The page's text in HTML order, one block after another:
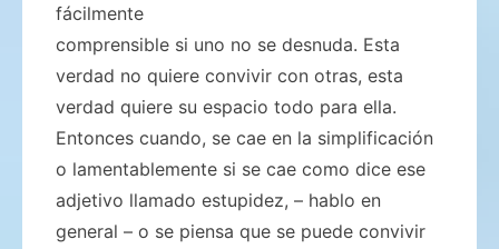
fácilmente
comprensible si uno no se desnuda. Esta
verdad no quiere convivir con otras, esta
verdad quiere su espacio todo para ella.
Entonces cuando, se cae en la simplificación
o lamentablemente si se cae como dice ese
adjetivo llamado estupidez, – hablo en
general – o se piensa que se puede convivir